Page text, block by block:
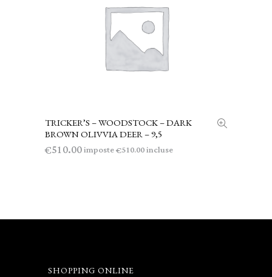
AGGIUNGI AL CARRELLO
TRICKER’S – WOODSTOCK – DARK
BROWN OLIVVIA DEER – 9,5
€510.00imposte€510.00incluse
SHOPPING ONLINE